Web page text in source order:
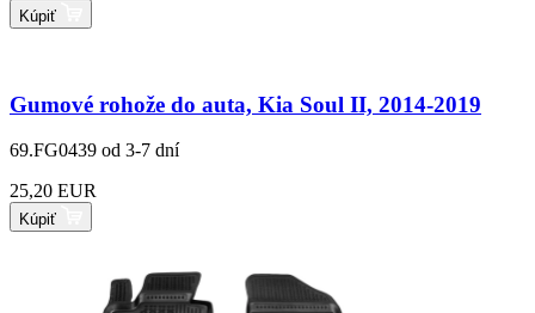
Kúpiť
Gumové rohože do auta, Kia Soul II, 2014-2019
69.FG0439 od 3-7 dní
25,20 EUR
Kúpiť